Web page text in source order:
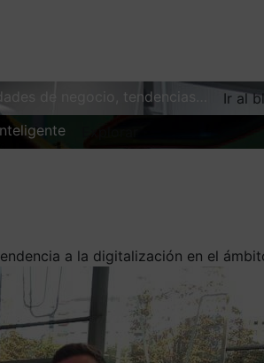
de negocio, tendencias…
Ir al
a la digitalización en el